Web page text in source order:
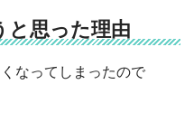
と思った理由
なってしまったので